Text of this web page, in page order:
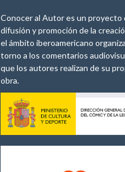
Conocer al Autor es un proyecto
difusión y promoción de la
el ámbito iberoamericano
torno a los comentarios
que los autores realizan de su
obra.